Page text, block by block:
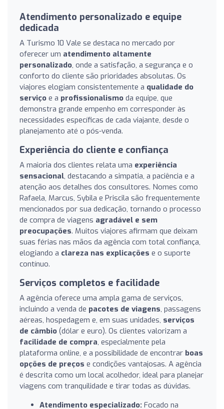
Atendimento personalizado e equipe
dedicada
A Turismo 10 Vale se destaca no mercado por
oferecer um atendimento altamente
personalizado, onde a satisfação, a segurança e o
conforto do cliente são prioridades absolutas. Os
viajores elogiam consistentemente a qualidade do
serviço e a profissionalismo da equipe, que
demonstra grande empenho em corresponder às
necessidades específicas de cada viajante, desde o
planejamento até o pós-venda.
Experiência do cliente e confiança
A maioria dos clientes relata uma experiência
sensacional, destacando a simpatia, a paciência e a
atenção aos detalhes dos consultores. Nomes como
Rafaela, Marcus, Sybila e Priscila são frequentemente
mencionados por sua dedicação, tornando o processo
de compra de viagens agradável e sem
preocupações. Muitos viajores afirmam que deixam
suas férias nas mãos da agência com total confiança,
elogiando a clareza nas explicações e o suporte
contínuo.
Serviços completos e facilidade
A agência oferece uma ampla gama de serviços,
incluindo a venda de pacotes de viagens, passagens
aéreas, hospedagem e, em suas unidades, serviços
de câmbio (dólar e euro). Os clientes valorizam a
facilidade de compra, especialmente pela
plataforma online, e a possibilidade de encontrar boas
opções de preços e condições vantajosas. A agência
é descrita como um local acolhedor, ideal para planejar
viagens com tranquilidade e tirar todas as dúvidas.
Atendimento especializado: Focado na